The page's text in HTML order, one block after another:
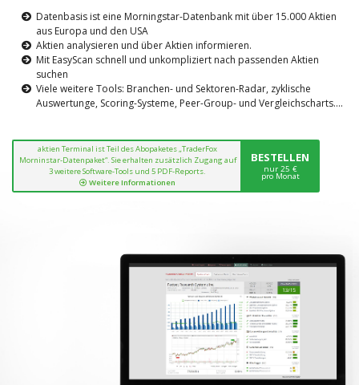
Datenbasis ist eine Morningstar-Datenbank mit über 15.000 Aktien
aus Europa und den USA
Aktien analysieren und über Aktien informieren.
Mit EasyScan schnell und unkompliziert nach passenden Aktien
suchen
Viele weitere Tools: Branchen- und Sektoren-Radar, zyklische
Auswertunge, Scoring-Systeme, Peer-Group- und Vergleichscharts....
aktien Terminal ist Teil des Abopaketes „TraderFox
Morninstar-Datenpaket“. Sie erhalten zusätzlich Zugang auf
3 weitere Software-Tools und 5 PDF-Reports.
Weitere Informationen
BESTELLEN
nur 25 €
pro Monat